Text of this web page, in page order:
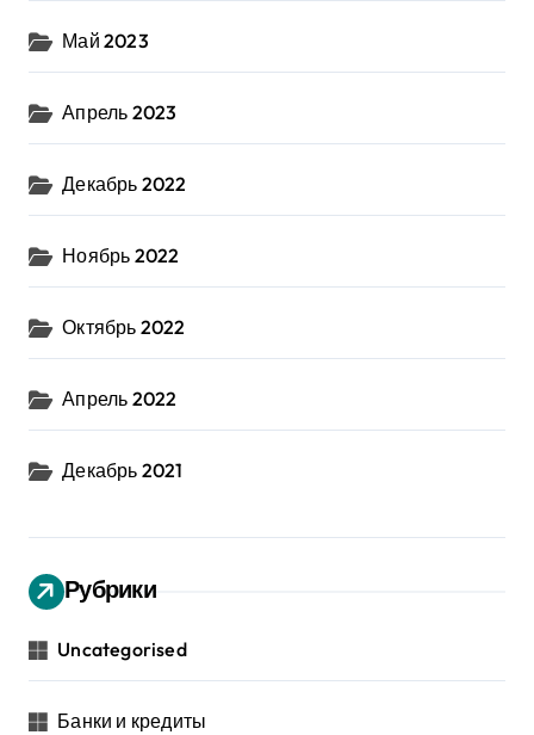
Май 2023
Апрель 2023
Декабрь 2022
Ноябрь 2022
Октябрь 2022
Апрель 2022
Декабрь 2021
Рубрики
Uncategorised
Банки и кредиты